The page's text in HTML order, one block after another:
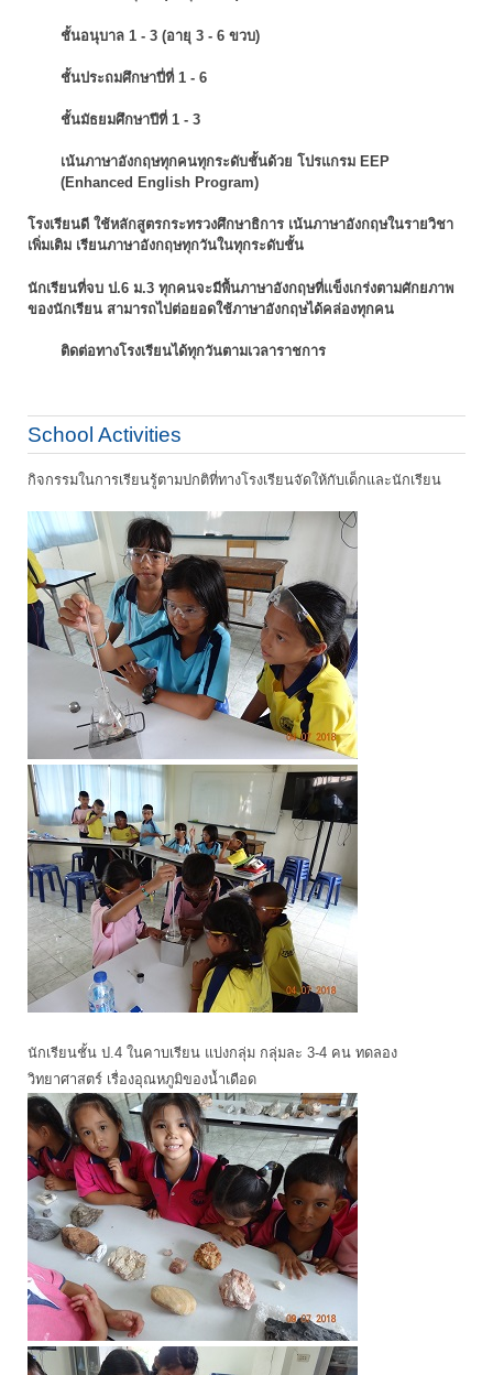
ชั้นอนุบาล 1 - 3 (อายุ 3 - 6 ขวบ)
ชั้นประถมศึกษาปี่ที่ 1 - 6
ชั้นมัธยมศึกษาปีที่ 1 - 3
เน้นภาษาอังกฤษทุกคนทุกระดับชั้นด้วย โปรแกรม EEP
(Enhanced English Program)
โรงเรียนดี ใช้หลักสูตรกระทรวงศึกษาธิการ เน้นภาษาอังกฤษในรายวิชา
เพิ่มเติม เรียนภาษาอังกฤษทุกวันในทุกระดับชั้น
นักเรียนที่จบ ป.6 ม.3 ทุกคนจะมีพื้นภาษาอังกฤษที่แข็งเกร่งตามศักยภาพ
ของนักเรียน สามารถไปต่อยอดใช้ภาษาอังกฤษได้คล่องทุกคน
ติดต่อทางโรงเรียนได้ทุกวันตามเวลาราชการ
School Activities
กิจกรรมในการเรียนรู้ตามปกติที่ทางโรงเรียนจัดให้กับเด็กและนักเรียน
นักเรียนชั้น ป.4 ในคาบเรียน แบ่งกลุ่ม กลุ่มละ 3-4 คน ทดลอง
วิทยาศาสตร์ เรื่องอุณหภูมิของน้ำเดือด